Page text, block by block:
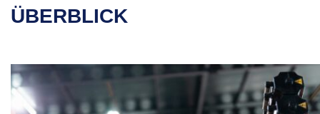
ÜBERBLICK